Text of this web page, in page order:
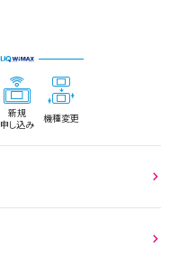
新規
申し込み
機種変更